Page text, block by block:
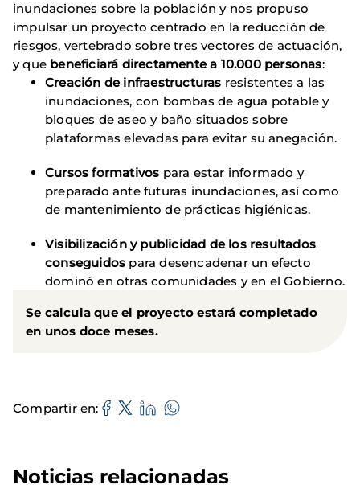
inundaciones sobre la población y nos propuso
impulsar un proyecto centrado en la reducción de
riesgos, vertebrado sobre tres vectores de actuación,
y que beneficiará directamente a 10.000 personas:
Creación de infraestructuras resistentes a las
inundaciones, con bombas de agua potable y
bloques de aseo y baño situados sobre
plataformas elevadas para evitar su anegación.
Cursos formativos para estar informado y
preparado ante futuras inundaciones, así como
de mantenimiento de prácticas higiénicas.
Visibilización y publicidad de los resultados
conseguidos para desencadenar un efecto
dominó en otras comunidades y en el Gobierno.
Se calcula que el proyecto estará completado
en unos doce meses.
Compartir en
Noticias relacionadas